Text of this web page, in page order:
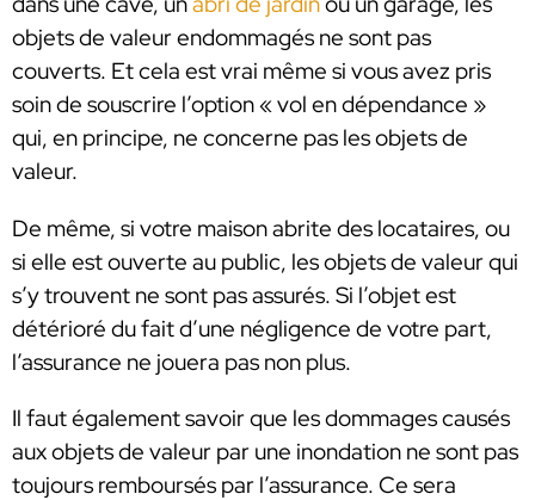
objets de valeur endommagés ne sont pas
couverts. Et cela est vrai même si vous avez pris
soin de souscrire l’option « vol en dépendance »
qui, en principe, ne concerne pas les objets de
valeur.
De même, si votre maison abrite des locataires, ou
si elle est ouverte au public, les objets de valeur qui
s’y trouvent ne sont pas assurés. Si l’objet est
détérioré du fait d’une négligence de votre part,
l’assurance ne jouera pas non plus.
Il faut également savoir que les dommages causés
aux objets de valeur par une inondation ne sont pas
toujours remboursés par l’assurance. Ce sera